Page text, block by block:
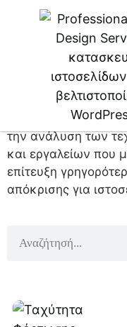
την
Η κατηγορία της
βελτίωση της
την ανάλυση των
και εργαλείων που
επίτευξη
απόκρισης για